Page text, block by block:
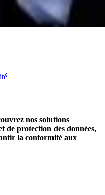
nos solutions
de protection des données,
la conformité aux